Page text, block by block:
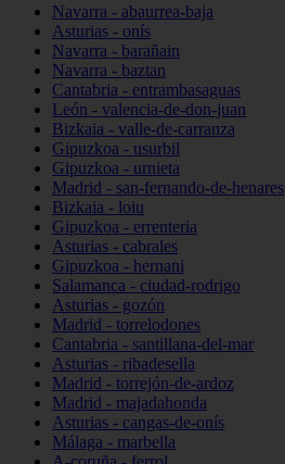
Navarra - abaurrea-baja
Asturias - onís
Navarra - barañain
Navarra - baztan
Cantabria - entrambasaguas
León - valencia-de-don-juan
Bizkaia - valle-de-carranza
Gipuzkoa - usurbil
Gipuzkoa - urnieta
Madrid - san-fernando-de-henares
Bizkaia - loiu
Gipuzkoa - errenteria
Asturias - cabrales
Gipuzkoa - hernani
Salamanca - ciudad-rodrigo
Asturias - gozón
Madrid - torrelodones
Cantabria - santillana-del-mar
Asturias - ribadesella
Madrid - torrejón-de-ardoz
Madrid - majadahonda
Asturias - cangas-de-onís
Málaga - marbella